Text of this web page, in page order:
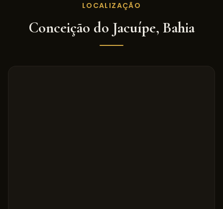
LOCALIZAÇÃO
Conceição do Jacuípe, Bahia